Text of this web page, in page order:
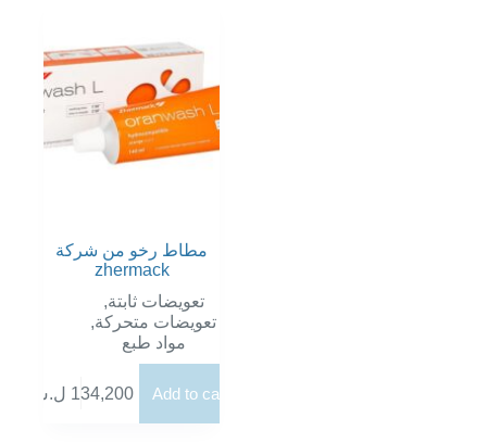
يمكن
اختيار
الخيارات
على
صفحة
مطاط رخو من شركة
zhermack
تعويضات ثابتة,
تعويضات متحركة,
مواد طبع
134,200 ل.س Add to cart